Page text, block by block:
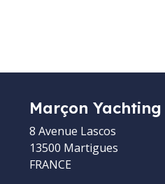
Marçon Yachting
8 Avenue Lascos
13500 Martigues
FRANCE